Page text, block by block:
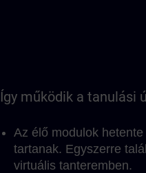
Így működik a tanulási
Az élő modulok
tartanak. Egyszerre
virtuális tanteremben.